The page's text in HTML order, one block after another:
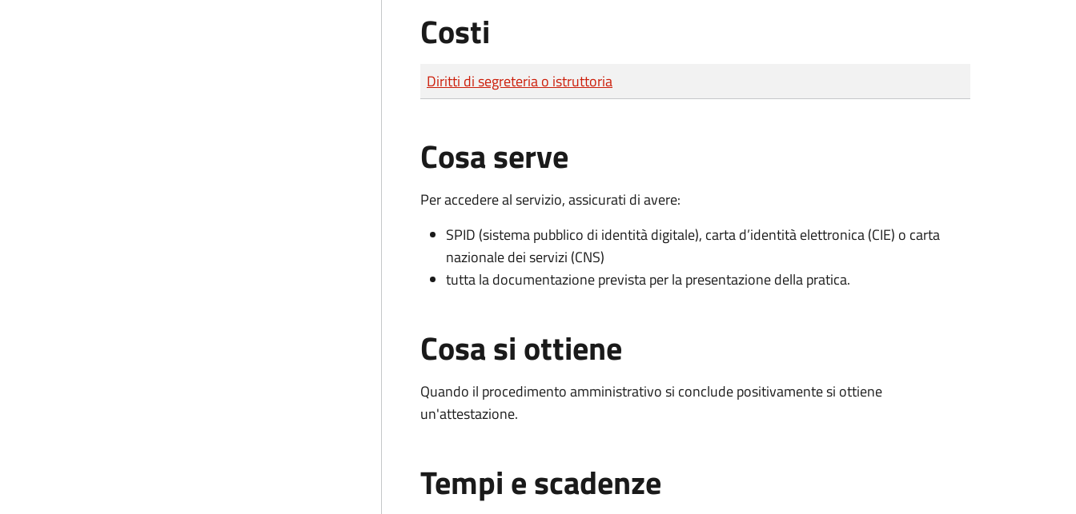
Costi
Tipo di pagamento
Importo
Diritti di segreteria o istruttoria
Cosa serve
Per accedere al servizio, assicurati di avere:
SPID (sistema pubblico di identità digitale), carta d’identità elettronica (CIE) o carta
nazionale dei servizi (CNS)
tutta la documentazione prevista per la presentazione della pratica.
Cosa si ottiene
Quando il procedimento amministrativo si conclude positivamente si ottiene
un'attestazione.
Tempi e scadenze